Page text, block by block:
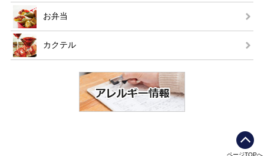
お弁当
カクテル
ページTOPへ